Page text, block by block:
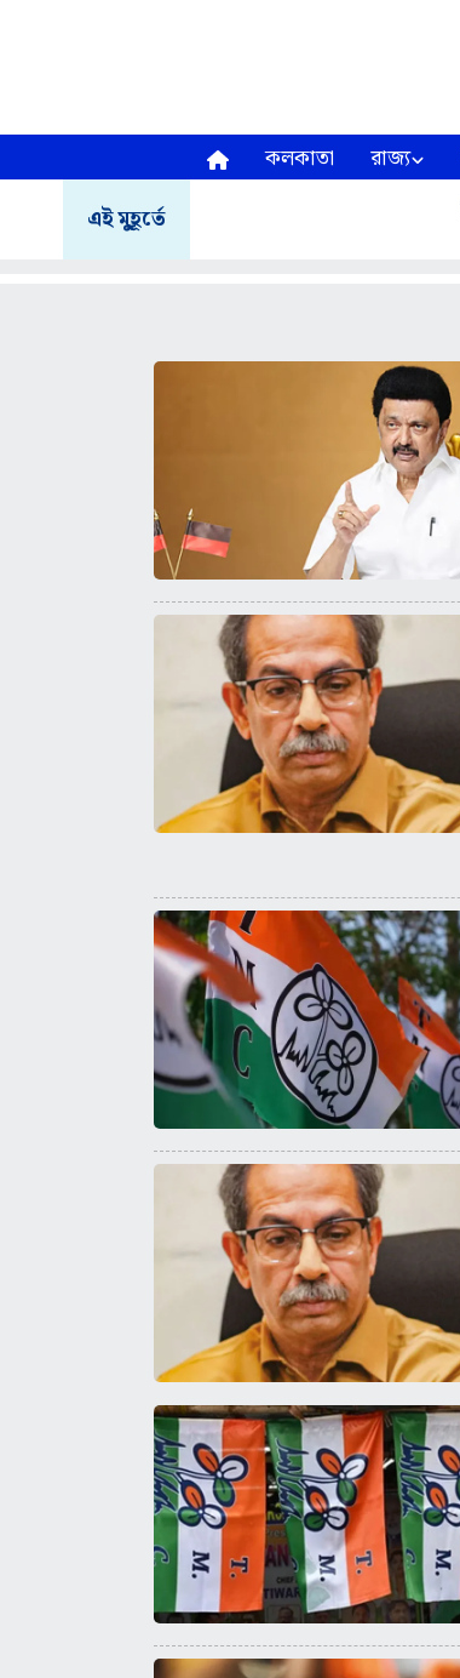
কলকাতা রাজ্য
এই মুহূর্তে